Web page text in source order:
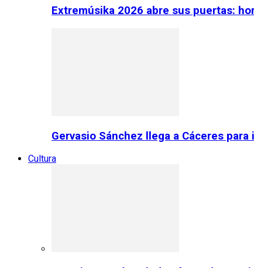
Extremúsika 2026 abre sus puertas:
Gervasio Sánchez llega a Cáceres
Cultura